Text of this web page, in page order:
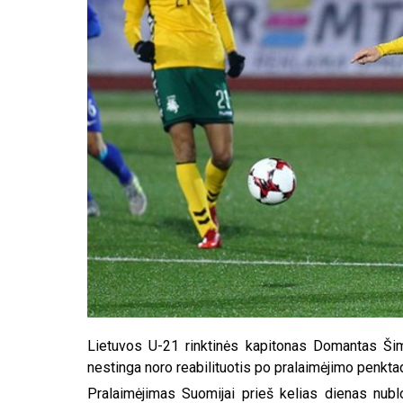
Lietuvos U-21 rinktinės kapitonas Domantas
nestinga noro reabilituotis po pralaimėjimo
Pralaimėjimas Suomijai prieš kelias dienas